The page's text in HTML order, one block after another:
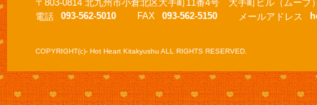
〒803-0814 北九州市小倉北区大手町11番4号 大手町ビル（ムーブ
電話
093-562-5010 FAX 093-562-5150 メールアドレス
COPYRIGHT(c)- Hot Heart Kitakyushu ALL RIGHTS RESERVED.